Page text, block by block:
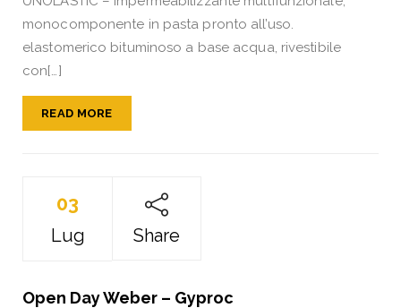
monocomponente in pasta pronto all’uso.
elastomerico bituminoso a base acqua, rivestibile
con[…]
READ MORE
03
Lug Share
Open Day Weber – Gyproc